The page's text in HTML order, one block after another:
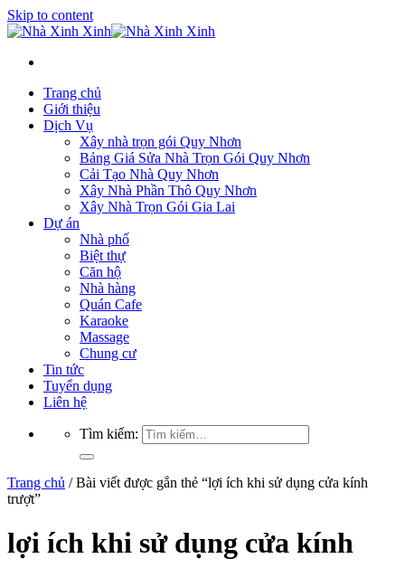
Skip to content
Trang chủ
Giới thiệu
Dịch Vụ
Xây nhà trọn gói Quy Nhơn
Bảng Giá Sửa Nhà Trọn Gói Quy Nhơn
Cải Tạo Nhà Quy Nhơn
Xây Nhà Phần Thô Quy Nhơn
Xây Nhà Trọn Gói Gia Lai
Dự án
Nhà phố
Biệt thự
Căn hộ
Nhà hàng
Quán Cafe
Karaoke
Massage
Chung cư
Tin tức
Tuyển dụng
Liên hệ
Tìm kiếm:
Trang chủ /Bài viết được gắn thẻ “lợi ích khi sử dụng cửa kính
trượt”
lợi ích khi sử dụng cửa kính